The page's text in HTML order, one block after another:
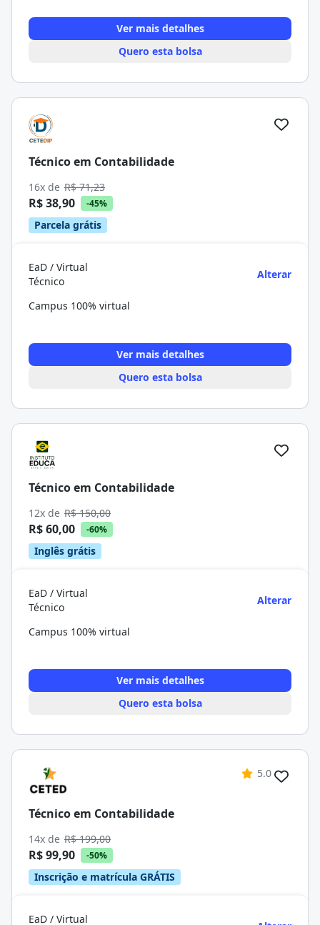
Ver mais detalhes
Quero esta bolsa
Técnico em Contabilidade
16x de R$ 71,23
R$ 38,90 -45%
Parcela grátis
EaD / Virtual
Técnico
Alterar
Campus 100% virtual
Ver mais detalhes
Quero esta bolsa
Técnico em Contabilidade
12x de R$ 150,00
R$ 60,00 -60%
Inglês grátis
EaD / Virtual
Técnico
Alterar
Campus 100% virtual
Ver mais detalhes
Quero esta bolsa
5.0
Técnico em Contabilidade
14x de R$ 199,00
R$ 99,90 -50%
Inscrição e matrícula GRÁTIS
EaD / Virtual